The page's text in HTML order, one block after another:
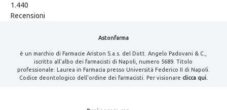
1.440
Recensioni
Astonfarma
è un marchio di Farmacie Ariston S.a.s. del Dott. Angelo Padovani & C.,
iscritto all'albo dei farmacisti di Napoli, numero 5689. Titolo
professionale: Laurea in Farmacia presso Università Federico II di Napoli.
Codice deontologico dell'ordine dei farmacisti. Per visionare clicca qui.